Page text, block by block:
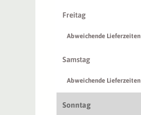
Freitag
Abweichende Lieferzeiten
Samstag
Abweichende Lieferzeiten
Sonntag